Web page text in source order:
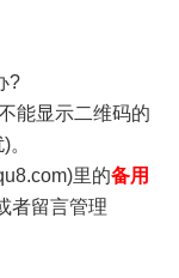
?
能显示二维码的
里的备用
者留言管理